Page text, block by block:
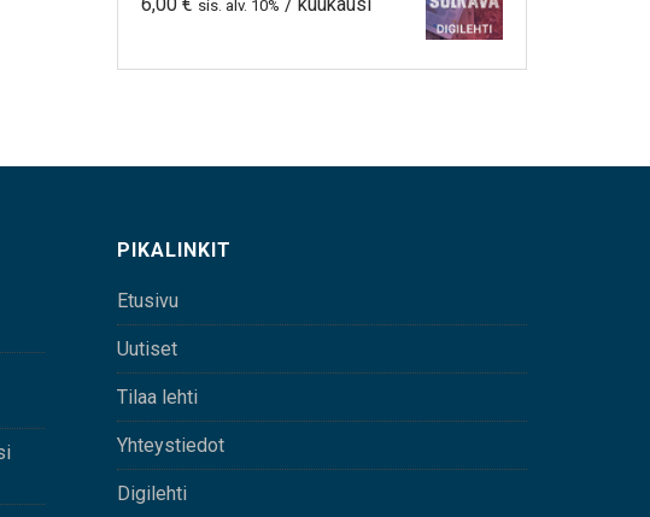
sis. alv. 10%
PIKALINKIT
Etusivu
Uutiset
Tilaa lehti
Yhteystiedot
Digilehti